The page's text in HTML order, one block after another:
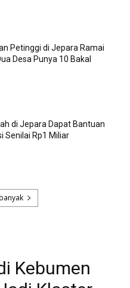
Petinggi di Jepara Ramai
Desa Punya 10 Bakal
di Jepara Dapat Bantuan
Senilai Rp1 Miliar